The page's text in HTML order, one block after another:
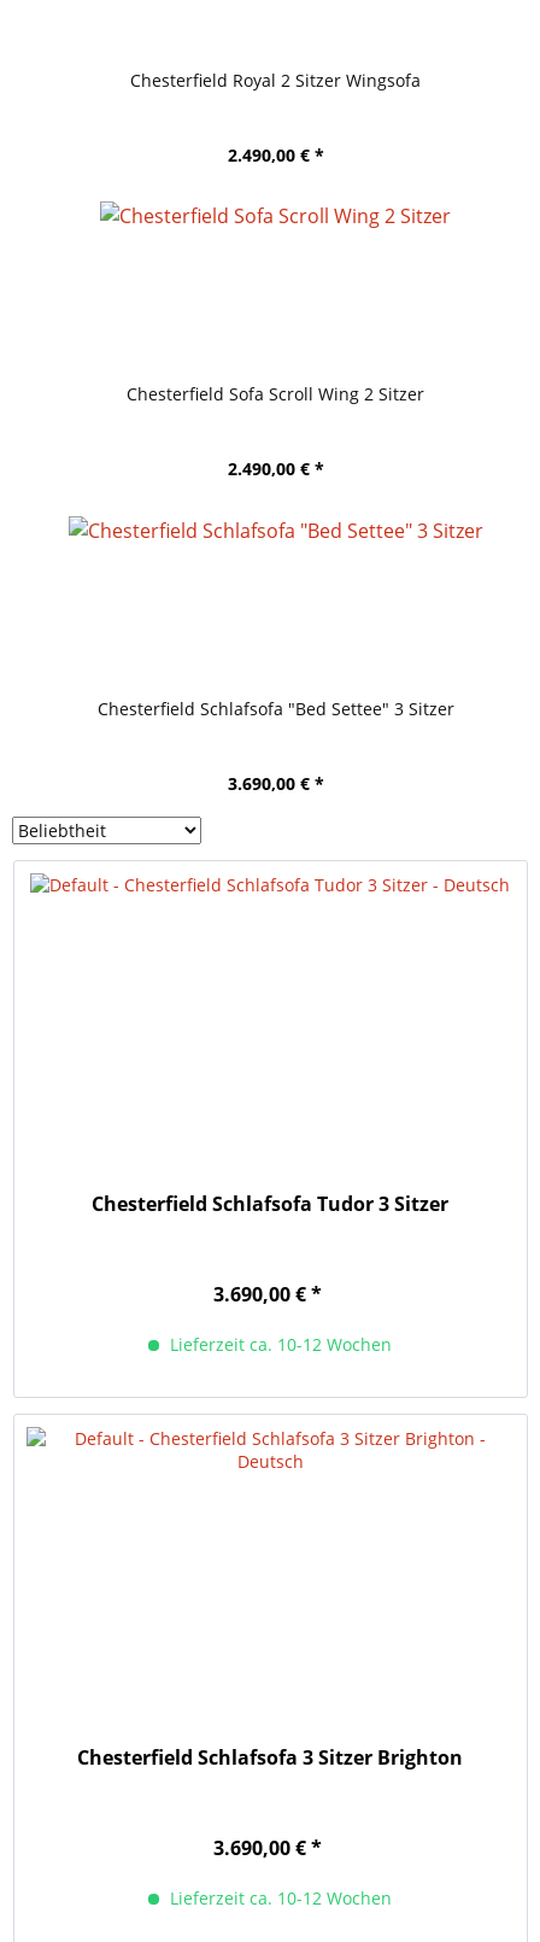
Chesterfield Royal 2 Sitzer Wingsofa
2.490,00 € *
Chesterfield Sofa Scroll Wing 2 Sitzer
2.490,00 € *
Chesterfield Schlafsofa "Bed Settee" 3 Sitzer
3.690,00 € *
Chesterfield Schlafsofa Tudor 3 Sitzer
3.690,00 € *
Lieferzeit ca. 10-12 Wochen
Chesterfield Schlafsofa 3 Sitzer Brighton
3.690,00 € *
Lieferzeit ca. 10-12 Wochen